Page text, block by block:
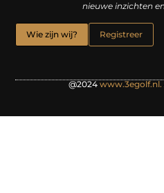
nieuwe inzichten
Wie zijn wij? Registreer
@2024 www.3egolf.nl.